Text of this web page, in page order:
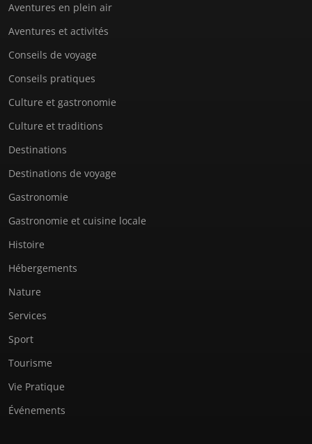
Aventures en plein air
Aventures et activités
Conseils de voyage
Conseils pratiques
Culture et gastronomie
Culture et traditions
Destinations
Destinations de voyage
Gastronomie
Gastronomie et cuisine locale
Histoire
Hébergements
Nature
Services
Sport
Tourisme
Vie Pratique
Événements